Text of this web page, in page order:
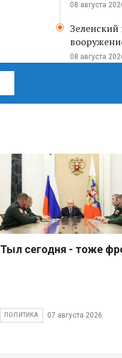
08 августа
08 августа
Тыл сегодня - тоже
ПОЛИТИКА 07 августа 2026